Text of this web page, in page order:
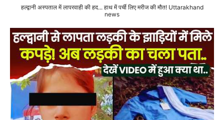
हल्द्वानी अस्पताल में लापरवाही की हद... हाथ में पर्ची लिए मरीज की मौत! Uttarakhand
news